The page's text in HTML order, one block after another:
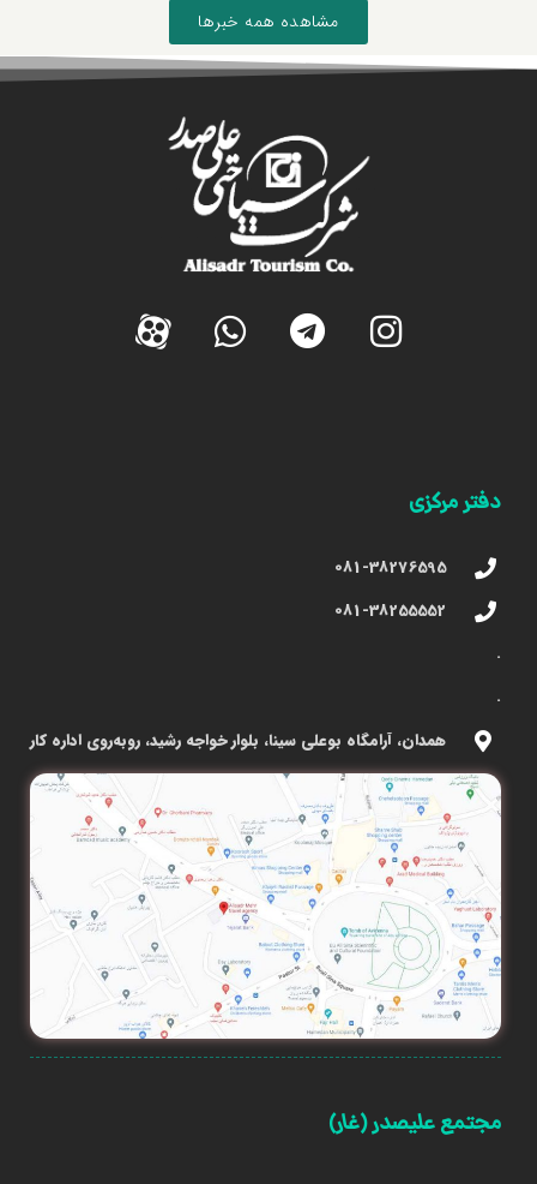
مشاهده همه خبرها
دفتر مرکزی
081-38276595
081-38255552
.
.
همدان، آرامگاه بوعلی سینا، بلوار خواجه رشید، روبه‌روی اداره کار
مجتمع علیصدر (غار)